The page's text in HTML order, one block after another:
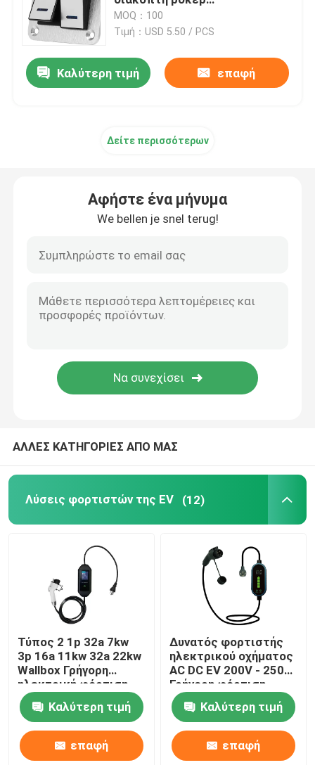
wallbox ev φορτιστές
καλώδιο φόρτισης ev
EV που χρεώνει το συνδετήρα
ΣΥΝΕΧΗΣ ev φορτιστής
Προσαρμοστής NACS Tesla
Πίνακας διακόπτη αυτοκινήτου
Καλώδια και συνδετήρες
Πανεπιστημιακό UTV Πλοίο
Μικρός στρογγυλός διακόπτης
MOQ：100
Τιμή：USD 5.50 / PCS
Καλύτερη τιμή επαφή
Δείτε περισσότερων
Αφήστε ένα μήνυμα
We bellen je snel terug!
ΑΛΛΕΣ ΚΑΤΗΓΟΡΙΕΣ ΑΠΟ ΜΑΣ
Λύσεις φορτιστών της EV (12)
Τύπος 2 1p 32a 7kw
3p 16a 11kw 32a 22kw
Wallbox Γρήγορη
ηλεκτρική φόρτιση
Αυτοκίνητο Ev
σταθμός φόρτισης
Καλύτερη τιμή
επαφή
Δυνατός φορτιστής
ηλεκτρικού οχήματος
AC DC EV 200V - 250V
Γρήγορη φόρτιση
ηλεκτρικού οχήματος
Καλύτερη τιμή
επαφή